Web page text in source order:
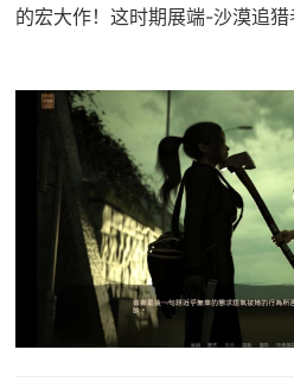
的宏大作！这时期展端-沙漠追